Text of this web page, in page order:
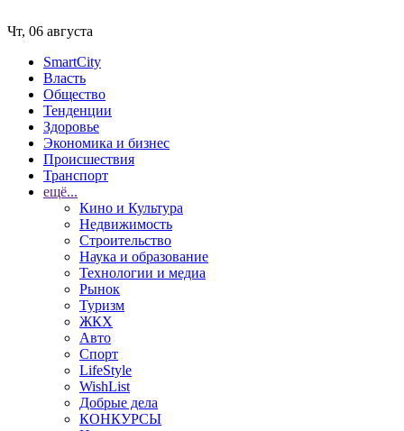
Чт, 06 августа
SmartCity
Власть
Общество
Тенденции
Здоровье
Экономика и бизнес
Происшествия
Транспорт
ещё...
Кино и Культура
Недвижимость
Строительство
Наука и образование
Технологии и медиа
Рынок
Туризм
ЖКХ
Авто
Спорт
LifeStyle
WishList
Добрые дела
КОНКУРСЫ